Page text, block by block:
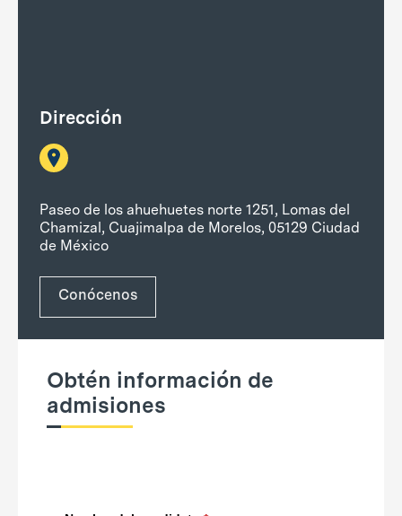
Dirección
Paseo de los ahuehuetes norte 1251, Lomas del
Chamizal, Cuajimalpa de Morelos, 05129 Ciudad
de México
Conócenos
Obtén información de
admisiones